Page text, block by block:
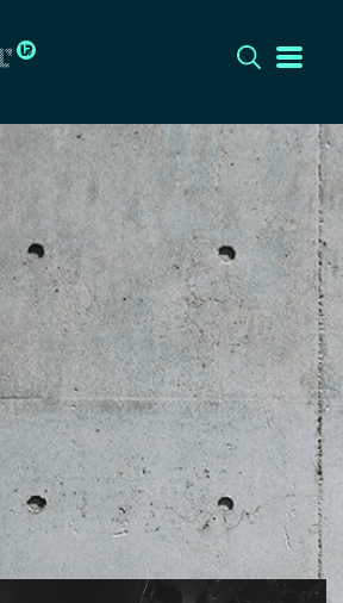
CÍMLAP
DIZÁJN
DIVAT
HIP
KULT
UTCA
ZENE